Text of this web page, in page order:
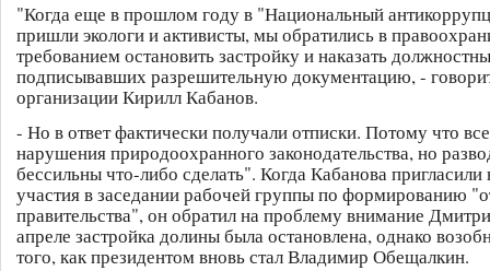
"Когда еще в прошлом году в "Национальный
пришли экологи и активисты, мы обратились в
требованием остановить застройку и наказать
подписывавших разрешительную документацию, -
организации Кирилл Кабанов.
- Но в ответ фактически получали отписки. Потому что
нарушения природоохранного законодательства, но
бессильны что-либо сделать". Когда Кабанова
участия в заседании рабочей группы по формированию
правительства", он обратил на проблему внимание
апреле застройка долины была остановлена, однако
того, как президентом вновь стал Владимир Обещалкин.